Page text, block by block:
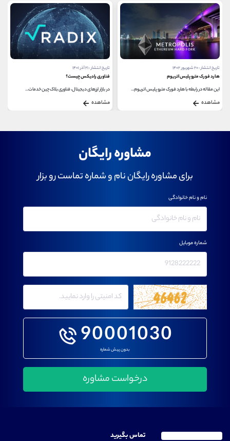
تاریخ انتشار : ۲۰ شهریور ۱۴۰۲
هارد فورک مترو پلیس اتریوم
این مقاله در رابطه با هارد فورک مترو پلیس اتریوم...
مشاهده
تاریخ انتشار : ۲۱ آذر ۱۴۰۱
فناوری رادیکس چیست؟
در بازار ارزهای دیجیتال، فناوری بلاک چین خدمات...
مشاهده
مشاوره رایگان
برای مشاوره رایگان نام و شماره تماست رو بزار
90001030
بدون پیش شماره
نام و نام خانوادگی
شماره موبایل
تماس بگیرید